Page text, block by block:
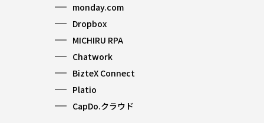
monday.com
Dropbox
MICHIRU RPA
Chatwork
BizteX Connect
Platio
CapDo.クラウド